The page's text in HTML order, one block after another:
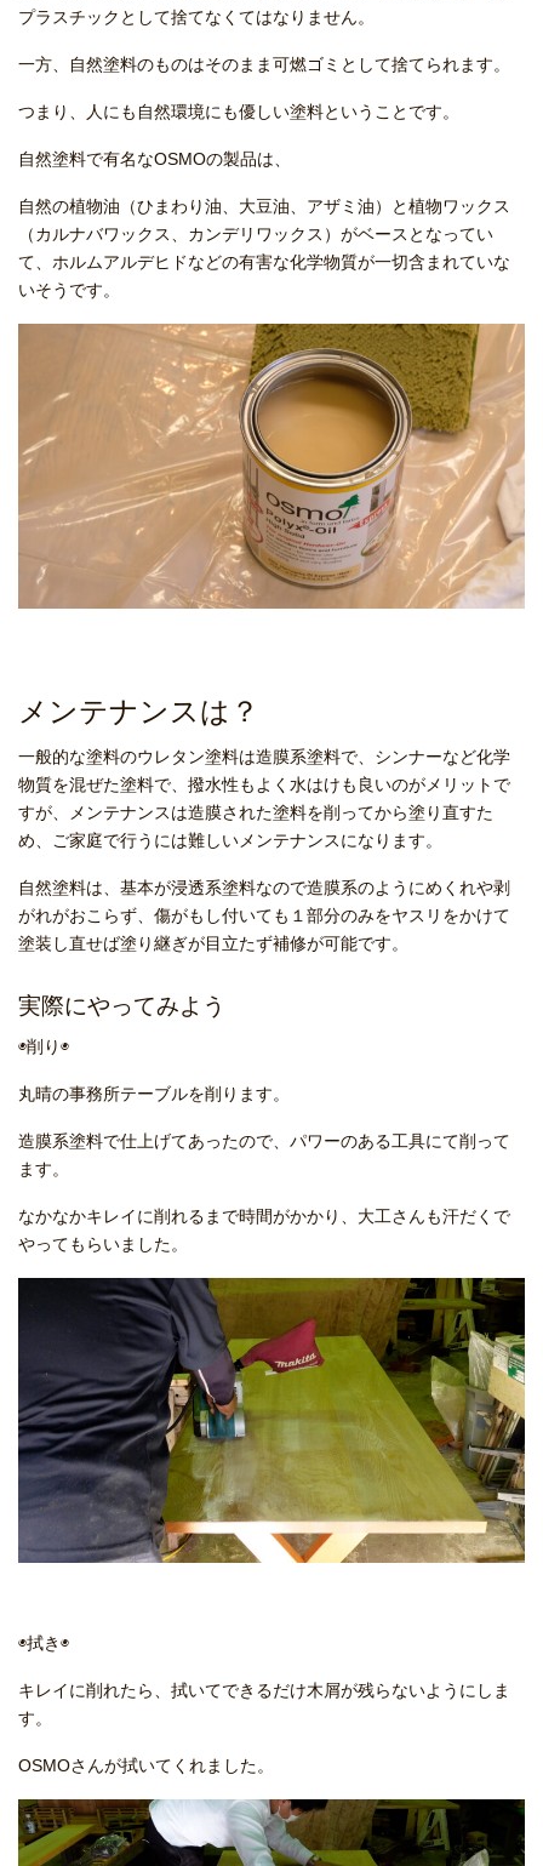
プラスチックとして捨てなくてはなりません。
一方、自然塗料のものはそのまま可燃ゴミとして捨てられます。
つまり、人にも自然環境にも優しい塗料ということです。
自然塗料で有名なOSMOの製品は、
自然の植物油（ひまわり油、大豆油、アザミ油）と植物ワックス
（カルナバワックス、カンデリワックス）がベースとなってい
て、ホルムアルデヒドなどの有害な化学物質が一切含まれていな
いそうです。
メンテナンスは？
一般的な塗料のウレタン塗料は造膜系塗料で、シンナーなど化学
物質を混ぜた塗料で、撥水性もよく水はけも良いのがメリットで
すが、メンテナンスは造膜された塗料を削ってから塗り直すた
め、ご家庭で行うには難しいメンテナンスになります。
自然塗料は、基本が浸透系塗料なので造膜系のようにめくれや剥
がれがおこらず、傷がもし付いても１部分のみをヤスリをかけて
塗装し直せば塗り継ぎが目立たず補修が可能です。
実際にやってみよう
◉削り◉
丸晴の事務所テーブルを削ります。
造膜系塗料で仕上げてあったので、パワーのある工具にて削って
ます。
なかなかキレイに削れるまで時間がかかり、大工さんも汗だくで
やってもらいました。
◉拭き◉
キレイに削れたら、拭いてできるだけ木屑が残らないようにしま
す。
OSMOさんが拭いてくれました。